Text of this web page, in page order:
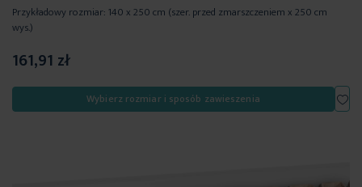
Przykładowy rozmiar: 140 x 250 cm (szer. przed zmarszczeniem x 250 cm
wys.)
161,91 zł
Wybierz rozmiar i sposób zawieszenia